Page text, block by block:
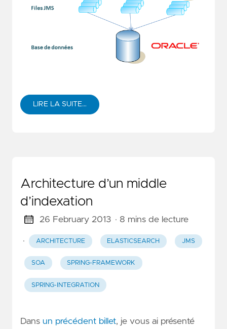
LIRE LA SUITE…
Architecture d’un middle
d’indexation
26 February 2013 · 8 mins de lecture
· ARCHITECTURE ELASTICSEARCH JMS
SOA SPRING-FRAMEWORK
SPRING-INTEGRATION
Dans un précédent billet, je vous ai présenté